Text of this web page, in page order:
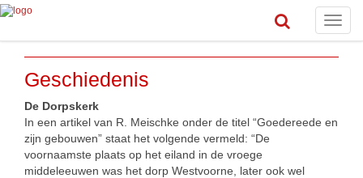
Toggle
Geschiedenis
De Dorpskerk
In een artikel van R. Meischke onder de titel “Goedereede en
zijn gebouwen” staat het volgende vermeld: “De
voornaamste plaats op het eiland in de vroege
middeleeuwen was het dorp Westvoorne, later ook wel